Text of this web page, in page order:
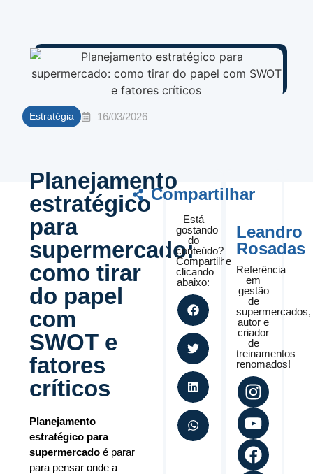
Estratégia 16/03/2026
Planejamento
estratégico
para
supermercado:
como tirar
do papel
com
SWOT e
fatores
críticos
Planejamento
estratégico para
supermercado é parar
para pensar onde a
Compartilhar
Está
gostando
do
conteúdo?
Compartilhe
clicando
abaixo:
Leandro
Rosadas
Referência
em
gestão
de
supermercados,
autor e
criador
de
treinamentos
renomados!